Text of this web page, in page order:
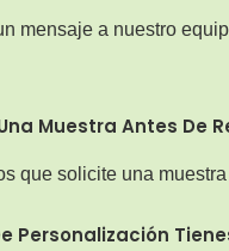
mensaje a nuestro
Muestra Antes De
que solicite una
Personalización